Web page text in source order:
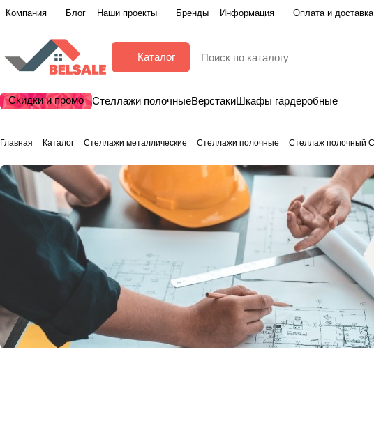
Компания Блог Наши проекты Бренды Информация Оплата и доставка
Каталог
Скидки и промо Стеллажи полочныеВерстакиШкафы гардеробные
Главная Каталог Стеллажи металлические Стеллажи полочные Стеллаж полочный